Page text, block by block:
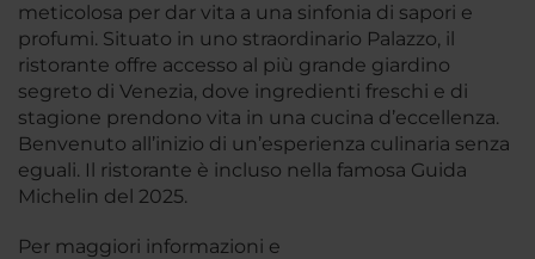
meticolosa per dar vita a una sinfonia di sapori e
profumi. Situato in uno straordinario Palazzo, il
ristorante offre accesso al più grande giardino
segreto di Venezia, dove ingredienti freschi e di
stagione prendono vita in una cucina d’eccellenza.
Benvenuto all’inizio di un’esperienza culinaria senza
eguali. Il ristorante è incluso nella famosa Guida
Michelin del 2025.
Per maggiori informazioni e